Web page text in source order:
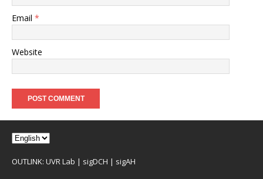
Email *
Website
OUTLINK: UVR Lab | sigDCH | sigAH